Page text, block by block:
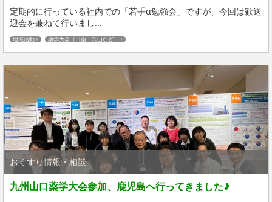
定期的に行っている社内での「若手α勉強会」ですが、今回は歓送
迎会を兼ねて行いまし...
地域活動 薬学大会（日薬・九山など）
おくすり情報・相談
九州山口薬学大会参加、鹿児島へ行ってきました♪